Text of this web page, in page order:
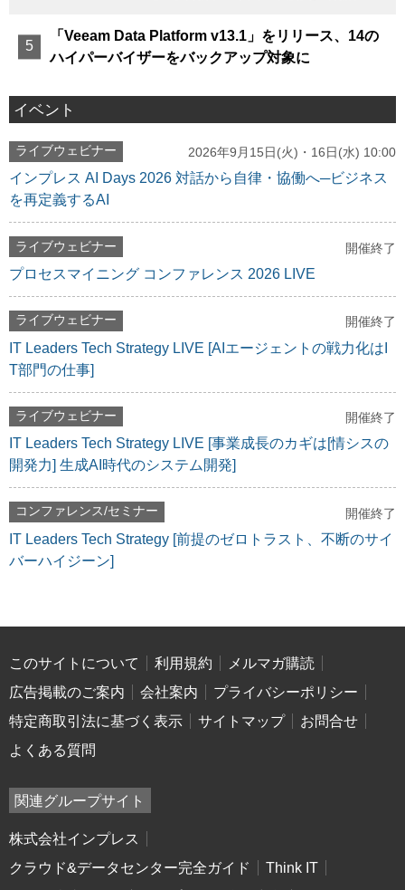
「Veeam Data Platform v13.1」をリリース、14の
ハイパーバイザーをバックアップ対象に
イベント
ライブウェビナー 2026年9月15日(火)・16日(水) 10:00
インプレス AI Days 2026 対話から自律・協働へ─ビジネス
を再定義するAI
ライブウェビナー 開催終了
プロセスマイニング コンファレンス 2026 LIVE
ライブウェビナー 開催終了
IT Leaders Tech Strategy LIVE [AIエージェントの戦力化はI
T部門の仕事]
ライブウェビナー 開催終了
IT Leaders Tech Strategy LIVE [事業成長のカギは[情シスの
開発力] 生成AI時代のシステム開発]
コンファレンス/セミナー 開催終了
IT Leaders Tech Strategy [前提のゼロトラスト、不断のサイ
バーハイジーン]
このサイトについて 利用規約
メルマガ購読
広告掲載のご案内
会社案内
プライバシーポリシー
特定商取引法に基づく表示
サイトマップ
お問合せ
よくある質問
関連グループサイト
株式会社インプレス
クラウド&データセンター完全ガイド
Think IT